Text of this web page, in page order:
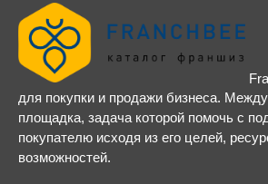
для покупки и продажи бизнеса.
площадка, задача которой помочь с
покупателю исходя из его целей,
возможностей.